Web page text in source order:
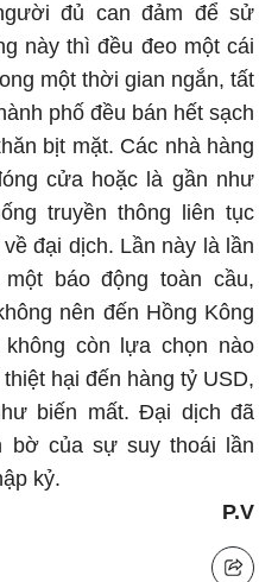
đủ can đảm để sử
này thì đều đeo một cái
một thời gian ngắn, tất
phố đều bán hết sạch
bịt mặt. Các nhà hàng
cửa hoặc là gần như
truyền thông liên tục
đại dịch. Lần này là lần
báo động toàn cầu,
nên đến Hồng Kông
còn lựa chọn nào
hại đến hàng tỷ USD,
biến mất. Đại dịch đã
bờ của sự suy thoái lần
kỷ.
P.V